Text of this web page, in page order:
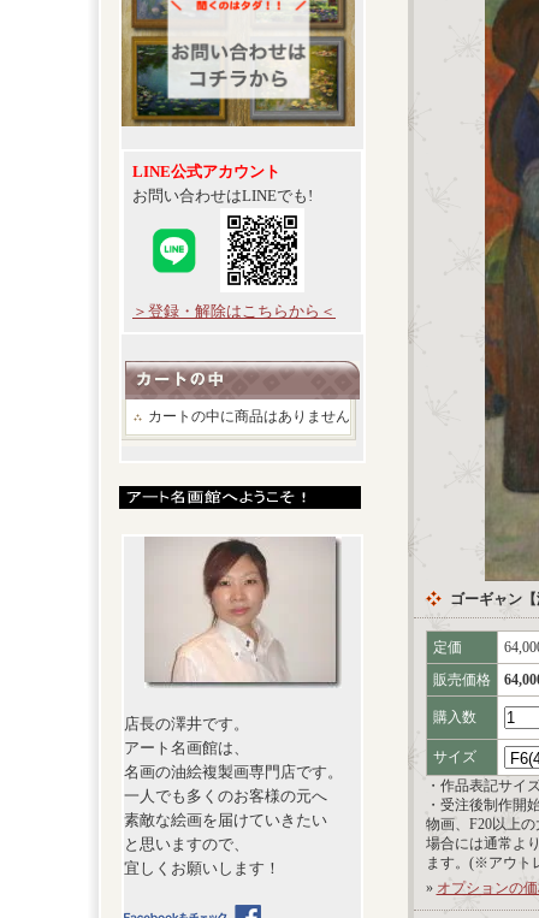
LINE公式アカウント
お問い合わせはLINEでも!
＞登録・解除はこちらから＜
カートの中に商品はありません
店長の澤井です。
アート名画館は、
名画の油絵複製画専門店です。
一人でも多くのお客様の元へ
素敵な絵画を届けていきたい
と思いますので、
宜しくお願いします！
ゴーギャン
定価
販売価格
購入数
サイズ
・作品表記サイ
・受注後制作開
物画、F20以上
場合には通常よ
ます。(※アウト
» オプションの